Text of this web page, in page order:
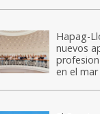
Hapag-
nuevos
en el mar